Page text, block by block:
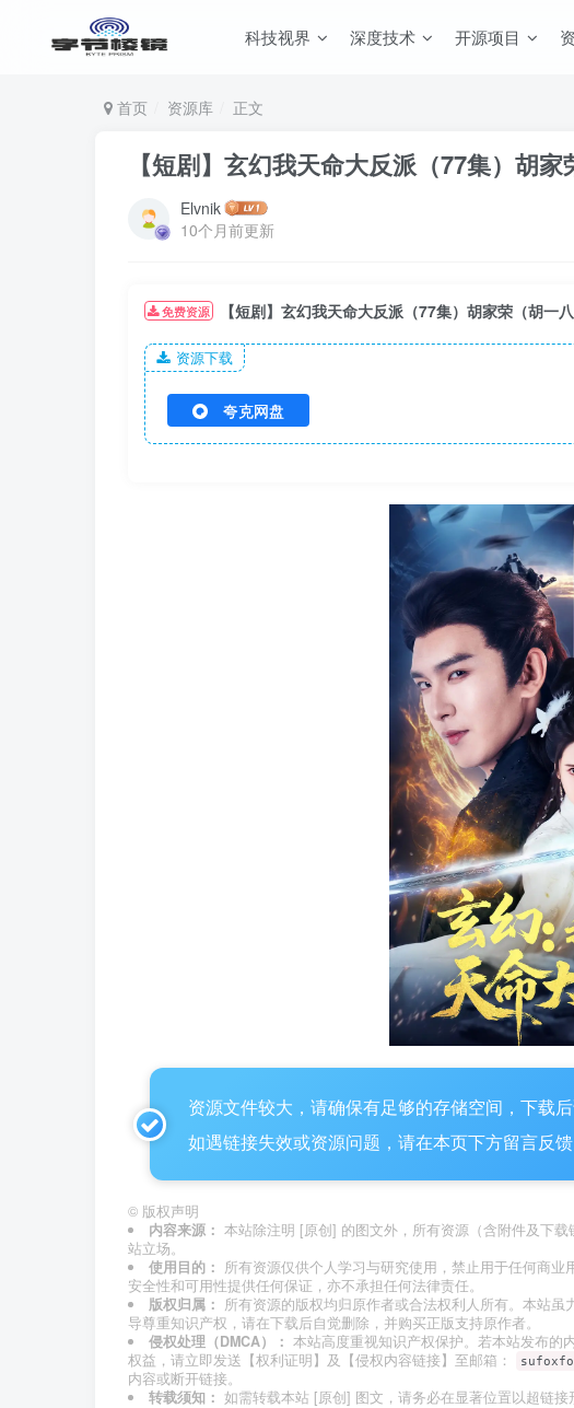
科技视界 深度技术 开源项目
首页 资源库 正文
【短剧】玄幻我天命大反派（77集）胡
Elvnik
10个月前更新
免费资源 【短剧】玄幻我天命大反派（77集）胡家荣（胡一
资源下载
夸克网盘
资源文件较大，请确保有足够的存储空间，下载
如遇链接失效或资源问题，请在本页下方留言反馈
© 版权声明
内容来源： 本站除注明 [原创] 的图文外，所有资源（含附件及下
站立场。
使用目的： 所有资源仅供个人学习与研究使用，禁止用于任何商业
安全性和可用性提供任何保证，亦不承担任何法律责任。
版权归属： 所有资源的版权均归原作者或合法权利人所有。本站
导尊重知识产权，请在下载后自觉删除，并购买正版支持原作者。
侵权处理（DMCA）： 本站高度重视知识产权保护。若本站发布的
权益，请立即发送【权利证明】及【侵权内容链接】至邮箱：
内容或断开链接。
转载须知： 如需转载本站 [原创] 图文，请务必在显著位置以超链接